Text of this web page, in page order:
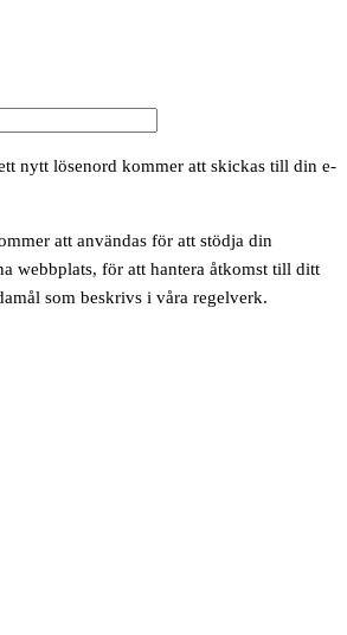
nytt lösenord kommer att skickas till din e-
att användas för att stödja din
webbplats, för att hantera åtkomst till ditt
som beskrivs i våra regelverk.